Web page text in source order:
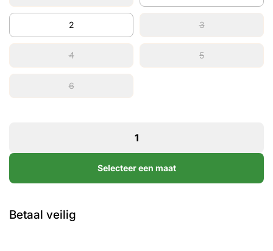
2 3
4 5
6
Selecteer een maat
Betaal veilig